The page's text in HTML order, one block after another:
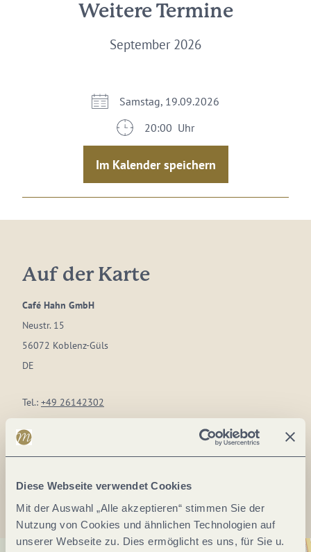
Diese Webseite verwendet Cookies
Mit der Auswahl „Alle akzeptieren“ stimmen Sie der
Nutzung von Cookies und ähnlichen Technologien auf
unserer Webseite zu. Dies ermöglicht es uns, für Sie u.
Weitere Termine
September 2026
Samstag, 19.09.2026
20:00 Uhr
Im Kalender speichern
Auf der Karte
Café Hahn GmbH
Neustr. 15
56072 Koblenz-Güls
DE
Tel.: +49 26142302
E-Mail:info@cafehahn.de